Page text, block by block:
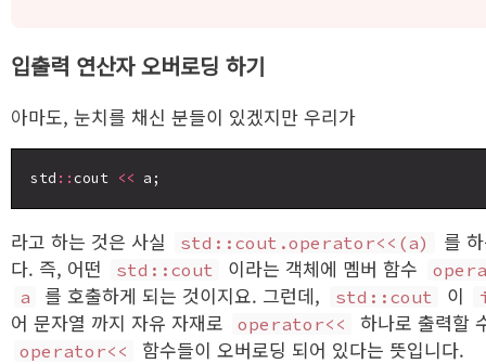
입출력 연산자 오버로딩 하기
아마도, 눈치를 채신 분들이 있겠지만 우리가
std ::cout <<
라고 하는 것은 사실 std::cout.operator<<(a)
를
다. 즉, 어떤
std::cout 이라는 객체에 멤버 함수
a
를 호출하게 되는 것이지요. 그런데, std::cout 이
어 문자열 까지 자유 자재로 operator<< 하나로 출력할
operator<<
함수들이 오버로딩 되어 있다는 뜻입니다.